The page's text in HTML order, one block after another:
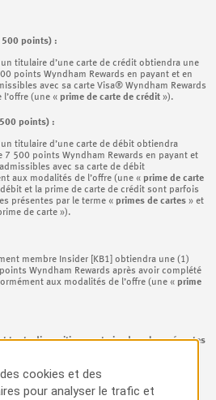
500 points) :
titulaire d’une carte de crédit obtiendra une
points Wyndham Rewards en payant et en
avec sa carte Visa® Wyndham Rewards
(une « prime de carte de crédit »).
points) :
titulaire d’une carte de débit obtiendra
7 500 points Wyndham Rewards en payant et
avec sa carte de débit
aux modalités de l’offre (une « prime de carte
et la prime de carte de crédit sont parfois
présentes par le terme « primes de cartes » et
de carte »).
membre Insider
[KB1] obtiendra une (1)
Wyndham Rewards après avoir complété
aux modalités de l’offre (une « prime
toute disposition contraire dans les présentes
s’appliquent à l’obtention des primes
:
s’élève à 15 000 points;
cookies et des
pour analyser le trafic et